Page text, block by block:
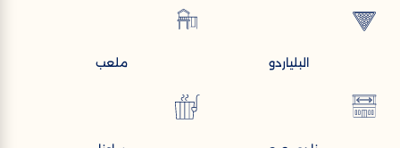
البلياردو ملعب